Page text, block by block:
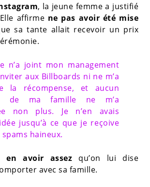
, la jeune femme a justifié
affirme ne pas avoir été mise
sa tante allait recevoir un prix
n’a joint mon management
aux Billboards ni ne m’a
la récompense, et aucun
de ma famille ne m’a
non plus. Je n’en avais
jusqu’à ce que je reçoive
haineux.
en avoir assez qu’on lui dise
avec sa famille.